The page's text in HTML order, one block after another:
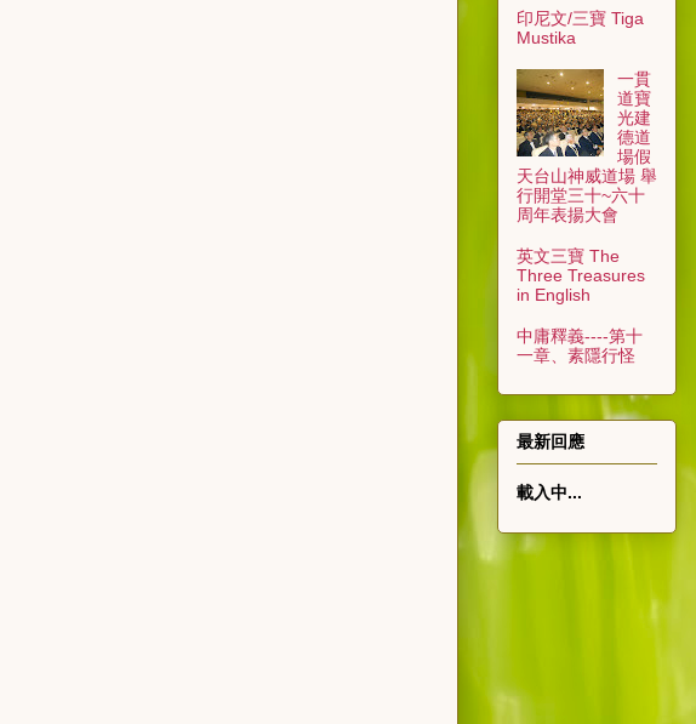
印尼文/三寶 Tiga
Mustika
一貫
道寶
光建
德道
場假
天台山神威道場 舉
行開堂三十~六十
周年表揚大會
英文三寶 The
Three Treasures
in English
中庸釋義----第十
一章、素隱行怪
最新回應
載入中...